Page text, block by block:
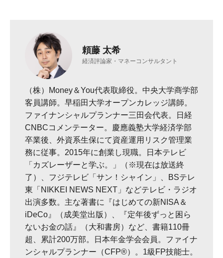
頼藤 太希
経済評論家・マネーコンサルタント
（株）Money＆You代表取締役。中央大学商学部
客員講師。早稲田大学オープンカレッジ講師。
ファイナンシャルプランナー三田会代表。日経
CNBCコメンテーター。慶應義塾大学経済学部
卒業後、外資系生保にて資産運用リスク管理業
務に従事。2015年に創業し現職。日本テレビ
「カズレーザーと学ぶ。」（※現在は放送終
了）、フジテレビ「サン！シャイン」、BSテレ
東「NIKKEI NEWS NEXT」などテレビ・ラジオ
出演多数。主な著書に『はじめての新NISA＆
iDeCo』（成美堂出版）、『定年後ずっと困ら
ないお金の話』（大和書房）など、書籍110冊
超、累計200万部。日本年金学会会員。ファイナ
ンシャルプランナー（CFP®）。1級FP技能士。